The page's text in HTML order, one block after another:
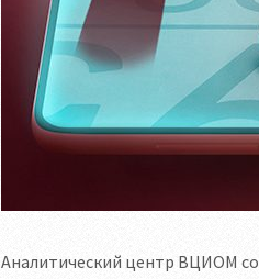
Аналитический центр ВЦИОМ